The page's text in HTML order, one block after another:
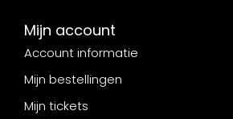
Mijn account
Account informatie
Mijn bestellingen
Mijn tickets